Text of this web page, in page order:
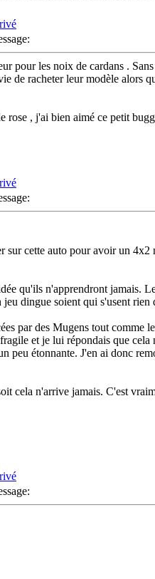
pour les noix de cardans .
de racheter leur modèle alors
rose , j'ai bien aimé ce petit
sur cette auto pour avoir un
qu'ils n'apprendront jamais.
dingue soient qui s'usent rien
par des Mugens tout comme
et je lui répondais que
peu étonnante. J'en ai donc
cela n'arrive jamais. C'est